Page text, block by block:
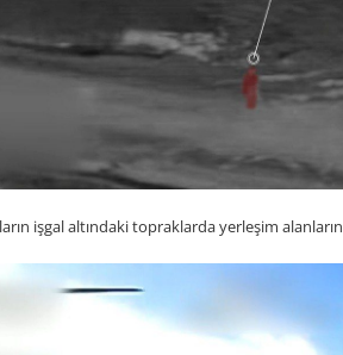
işgal altındaki topraklarda yerleşim